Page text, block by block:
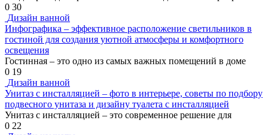
0 30
Дизайн ванной
Инфографика – эффективное расположение светильников в
гостиной для создания уютной атмосферы и комфортного
освещения
Гостинная – это одно из самых важных помещений в доме
0 19
Дизайн ванной
Унитаз с инсталляцией – фото в интерьере, советы по подбору
подвесного унитаза и дизайну туалета с инсталляцией
Унитаз с инсталляцией – это современное решение для
0 22